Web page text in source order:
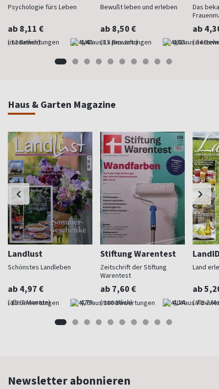
Psychologie fürs Leben
ab 8,11 €
(monatlich) 4,40
Bewußt leben und erleben
ab 8,50 €
(8 x pro Jahr) 4,63
Das
ab
Haus & Garten Magazine
Landlust
Schönstes Landleben
ab 4,97 €
(alle 2 Monate) 4,79
Stiftung Warentest
Zeitschrift der Stiftung
Warentest
ab 7,60 €
(monatlich) 4,14
Land
ab
(alle 2
Newsletter abonnieren